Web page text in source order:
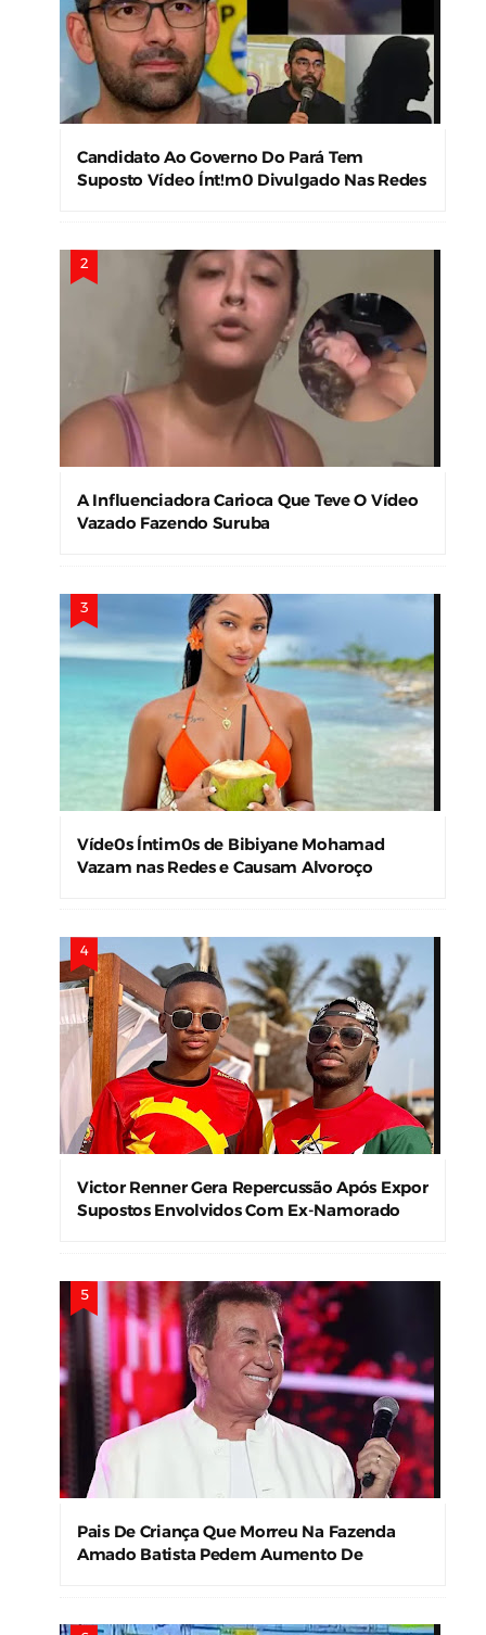
Candidato Ao Governo Do Pará Tem
Suposto Vídeo Ínt!m0 Divulgado Nas Redes
A Influenciadora Carioca Que Teve O Vídeo
Vazado Fazendo Suruba
Víde0s Íntim0s de Bibiyane Mohamad
Vazam nas Redes e Causam Alvoroço
Victor Renner Gera Repercussão Após Expor
Supostos Envolvidos Com Ex-Namorado
Pais De Criança Que Morreu Na Fazenda
Amado Batista Pedem Aumento De